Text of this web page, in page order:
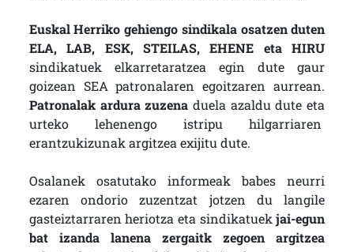
Euskal Herriko gehiengo sindikala osatzen duten
ELA, LAB, ESK, STEILAS, EHENE eta HIRU
sindikatuek elkarretaratzea egin dute gaur
goizean SEA patronalaren egoitzaren aurrean.
Patronalak ardura zuzena duela azaldu dute eta
urteko lehenengo istripu hilgarriaren
erantzukizunak argitzea exijitu dute.
Osalanek osatutako informeak babes neurri
ezaren ondorio zuzentzat jotzen du langile
gasteiztarraren heriotza eta sindikatuekjai-egun
bat izanda lanena zergaitk zegoen argitzea